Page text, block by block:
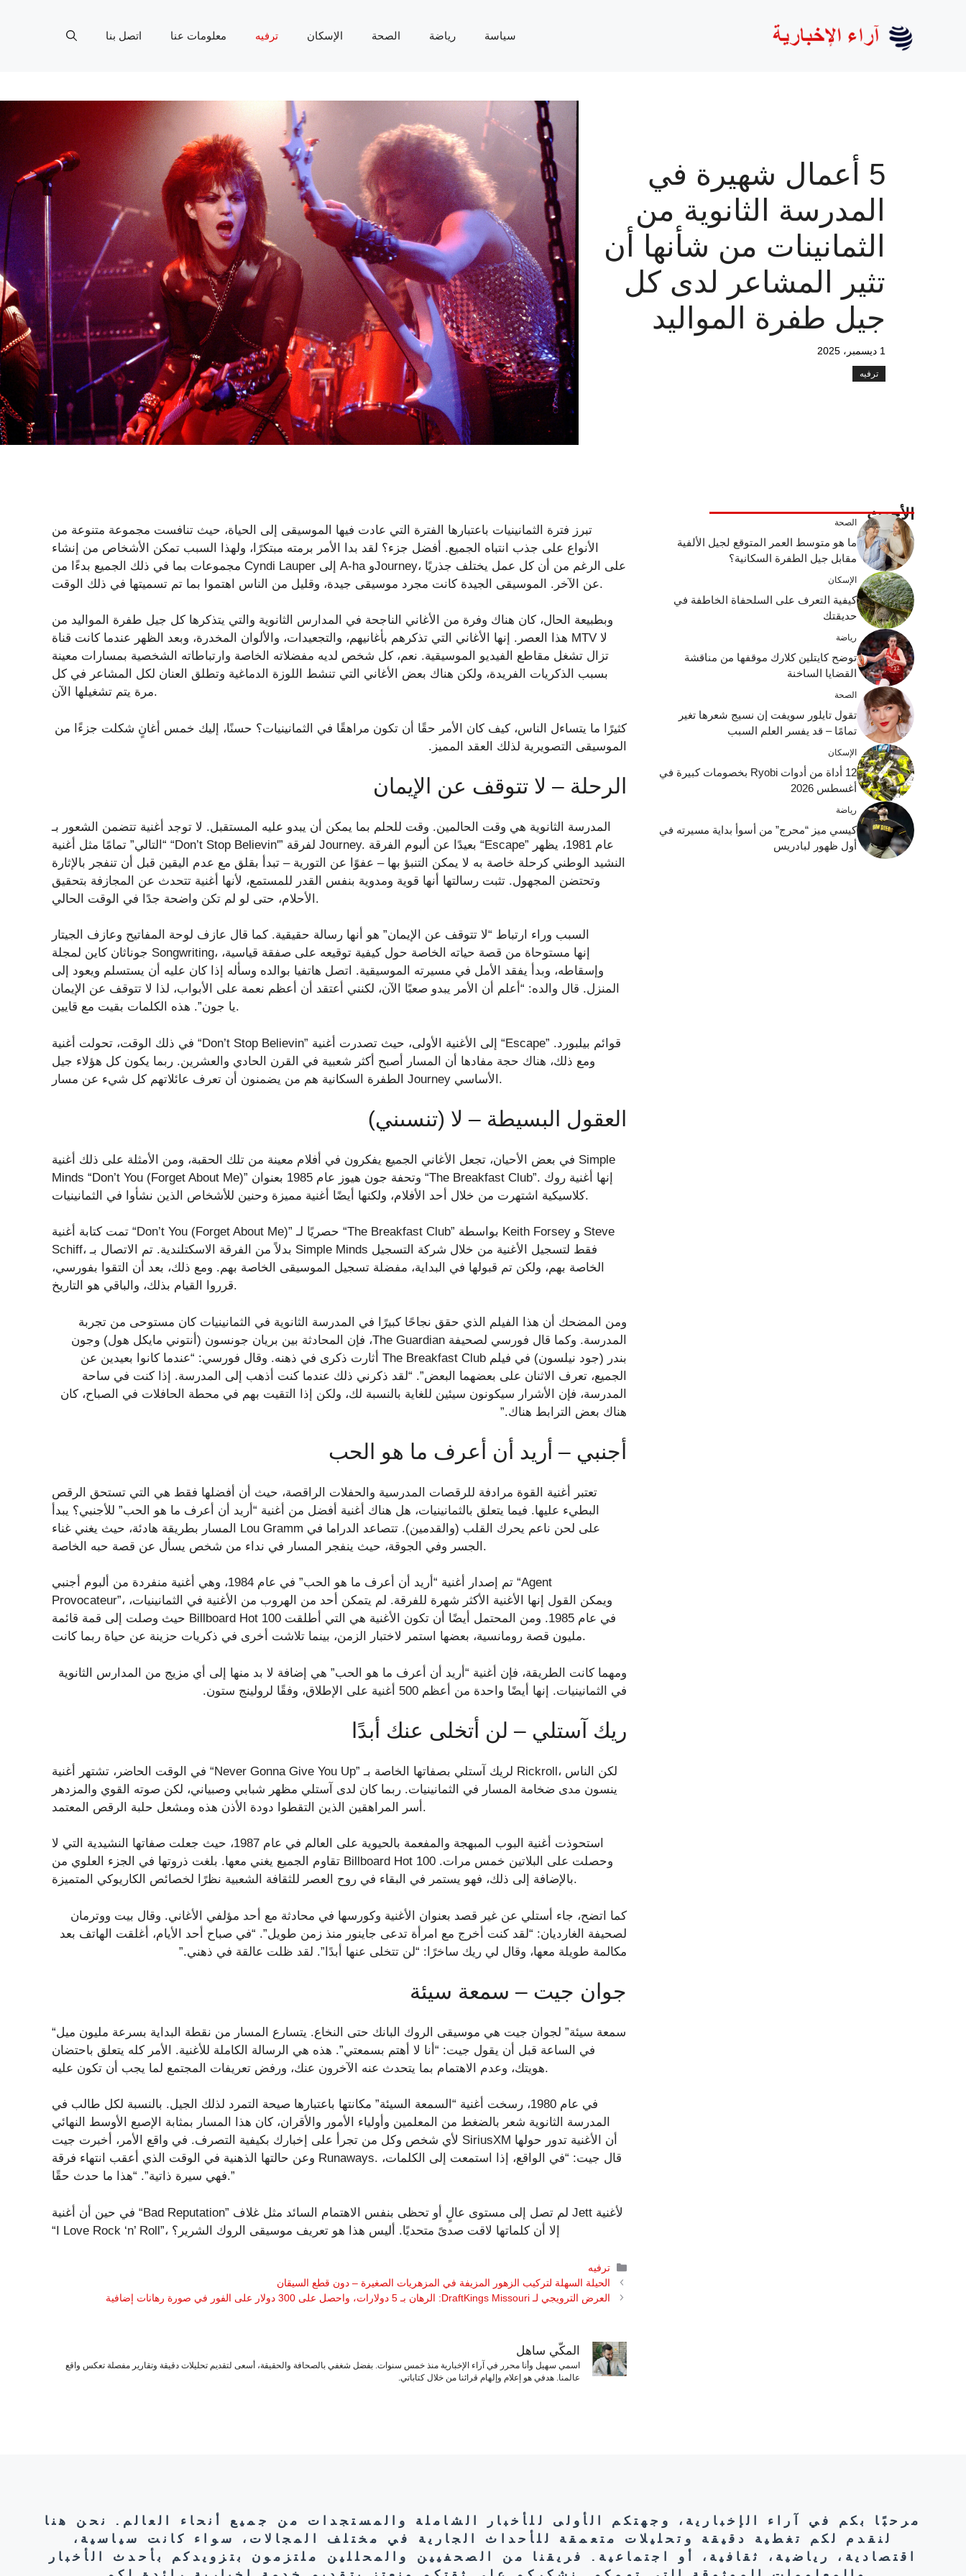
سياسة رياضة الصحة الإسكان ترفيه معلومات عنا اتصل بنا
5 أعمال شهيرة في
المدرسة الثانوية من
الثمانينات من شأنها أن
تثير المشاعر لدى كل
جيل طفرة المواليد
1 ديسمبر، 2025
ترفيه
تبرز فترة الثمانينيات باعتبارها الفترة التي عادت فيها الموسيقى إلى الحياة، حيث تنافست مجموعة متنوعة من
الأنواع على جذب انتباه الجميع. أفضل جزء؟ لقد بدا الأمر برمته مبتكرًا، ولهذا السبب تمكن الأشخاص من إنشاء
مجموعات بما في ذلك الجميع بدءًا من Cyndi Lauper إلى A-ha وJourney، على الرغم من أن كل عمل يختلف جذريًا
عن الآخر. الموسيقى الجيدة كانت مجرد موسيقى جيدة، وقليل من الناس اهتموا بما تم تسميتها في ذلك الوقت.
وبطبيعة الحال، كان هناك وفرة من الأغاني الناجحة في المدارس الثانوية والتي يتذكرها كل جيل طفرة المواليد من
هذا العصر. إنها الأغاني التي تذكرهم بأغانيهم، والتجعيدات، والألوان المخدرة، وبعد الظهر عندما كانت قناة MTV لا
تزال تشغل مقاطع الفيديو الموسيقية. نعم، كل شخص لديه مفضلاته الخاصة وارتباطاته الشخصية بمسارات معينة
بسبب الذكريات الفريدة، ولكن هناك بعض الأغاني التي تنشط اللوزة الدماغية وتطلق العنان لكل المشاعر في كل
مرة يتم تشغيلها الآن.
كثيرًا ما يتساءل الناس، كيف كان الأمر حقًا أن تكون مراهقًا في الثمانينيات؟ حسنًا، إليك خمس أغانٍ شكلت جزءًا من
الموسيقى التصويرية لذلك العقد المميز.
الرحلة – لا تتوقف عن الإيمان
المدرسة الثانوية هي وقت الحالمين. وقت للحلم بما يمكن أن يبدو عليه المستقبل. لا توجد أغنية تتضمن الشعور بـ
“التالي” تمامًا مثل أغنية “Don’t Stop Believin'” لفرقة Journey. بعيدًا عن ألبوم الفرقة “Escape” عام 1981، يظهر
النشيد الوطني كرحلة خاصة به لا يمكن التنبؤ بها – عفوًا عن التورية – تبدأ بقلق مع عدم اليقين قبل أن تنفجر بالإثارة
وتحتضن المجهول. تثبت رسالتها أنها قوية ومدوية بنفس القدر للمستمع، لأنها أغنية تتحدث عن المجازفة بتحقيق
الأحلام، حتى لو لم تكن واضحة جدًا في الوقت الحالي.
السبب وراء ارتباط “لا تتوقف عن الإيمان” هو أنها رسالة حقيقية. كما قال عازف لوحة المفاتيح وعازف الجيتار
جوناثان كاين لمجلة Songwriting، إنها مستوحاة من قصة حياته الخاصة حول كيفية توقيعه على صفقة قياسية،
وإسقاطه، وبدأ يفقد الأمل في مسيرته الموسيقية. اتصل هاتفيا بوالده وسأله إذا كان عليه أن يستسلم ويعود إلى
المنزل. قال والده: “أعلم أن الأمر يبدو صعبًا الآن، لكنني أعتقد أن أعظم نعمة على الأبواب، لذا لا تتوقف عن الإيمان
يا جون”. هذه الكلمات بقيت مع قايين.
في ذلك الوقت، تحولت أغنية “Don’t Stop Believin” إلى الأغنية الأولى، حيث تصدرت أغنية “Escape” قوائم بيلبورد.
ومع ذلك، هناك حجة مفادها أن المسار أصبح أكثر شعبية في القرن الحادي والعشرين. ربما يكون كل هؤلاء جيل
الطفرة السكانية هم من يضمنون أن تعرف عائلاتهم كل شيء عن مسار Journey الأساسي.
العقول البسيطة – لا (تنسىني)
في بعض الأحيان، تجعل الأغاني الجميع يفكرون في أفلام معينة من تلك الحقبة، ومن الأمثلة على ذلك أغنية Simple
Minds “Don’t You (Forget About Me)” وتحفة جون هيوز عام 1985 بعنوان “The Breakfast Club”. إنها أغنية روك
كلاسيكية اشتهرت من خلال أحد الأفلام، ولكنها أيضًا أغنية مميزة وحنين للأشخاص الذين نشأوا في الثمانينيات.
تمت كتابة أغنية “Don’t You (Forget About Me)” حصريًا لـ “The Breakfast Club” بواسطة Keith Forsey و Steve
Schiff، بدلاً من الفرقة الاسكتلندية. تم الاتصال بـ Simple Minds فقط لتسجيل الأغنية من خلال شركة التسجيل
الخاصة بهم، ولكن تم قبولها في البداية، مفضلة تسجيل الموسيقى الخاصة بهم. ومع ذلك، بعد أن التقوا بفورسي،
قرروا القيام بذلك، والباقي هو التاريخ.
ومن المضحك أن هذا الفيلم الذي حقق نجاحًا كبيرًا في المدرسة الثانوية في الثمانينيات كان مستوحى من تجربة
المدرسة. وكما قال فورسي لصحيفة The Guardian، فإن المحادثة بين بريان جونسون (أنتوني مايكل هول) وجون
بندر (جود نيلسون) في فيلم The Breakfast Club أثارت ذكرى في ذهنه. وقال فورسي: “عندما كانوا بعيدين عن
الجميع، تعرف الاثنان على بعضهما البعض”. “لقد ذكرني ذلك عندما كنت أذهب إلى المدرسة. إذا كنت في ساحة
المدرسة، فإن الأشرار سيكونون سيئين للغاية بالنسبة لك، ولكن إذا التقيت بهم في محطة الحافلات في الصباح، كان
هناك بعض الترابط هناك.”
أجنبي – أريد أن أعرف ما هو الحب
تعتبر أغنية القوة مرادفة للرقصات المدرسية والحفلات الراقصة، حيث أن أفضلها فقط هي التي تستحق الرقص
البطيء عليها. فيما يتعلق بالثمانينيات، هل هناك أغنية أفضل من أغنية “أريد أن أعرف ما هو الحب” للأجنبي؟ يبدأ
المسار بطريقة هادئة، حيث يغني غناء Lou Gramm على لحن ناعم يحرك القلب (والقدمين). تتصاعد الدراما في
الجسر وفي الجوقة، حيث ينفجر المسار في نداء من شخص يسأل عن قصة حبه الخاصة.
تم إصدار أغنية “أريد أن أعرف ما هو الحب” في عام 1984، وهي أغنية منفردة من ألبوم أجنبي “Agent
Provocateur”، ويمكن القول إنها الأغنية الأكثر شهرة للفرقة. لم يتمكن أحد من الهروب من الأغنية في الثمانينيات،
حيث وصلت إلى قمة قائمة Billboard Hot 100 في عام 1985. ومن المحتمل أيضًا أن تكون الأغنية هي التي أطلقت
مليون قصة رومانسية، بعضها استمر لاختبار الزمن، بينما تلاشت أخرى في ذكريات حزينة عن حياة ربما كانت.
ومهما كانت الطريقة، فإن أغنية “أريد أن أعرف ما هو الحب” هي إضافة لا بد منها إلى أي مزيج من المدارس الثانوية
في الثمانينيات. إنها أيضًا واحدة من أعظم 500 أغنية على الإطلاق، وفقًا لرولينج ستون.
ريك آستلي – لن أتخلى عنك أبدًا
في الوقت الحاضر، تشتهر أغنية “Never Gonna Give You Up” لريك آستلي بصفاتها الخاصة بـ Rickroll، لكن الناس
ينسون مدى ضخامة المسار في الثمانينيات. ربما كان لدى آستلي مظهر شبابي وصبياني، لكن صوته القوي والمزدهر
أسر المراهقين الذين التقطوا دودة الأذن هذه ومشعل حلبة الرقص المعتمد.
استحوذت أغنية البوب ​​المبهجة والمفعمة بالحيوية على العالم في عام 1987، حيث جعلت صفاتها النشيدية التي لا
تقاوم الجميع يغني معها. بلغت ذروتها في الجزء العلوي من Billboard Hot 100 وحصلت على البلاتين خمس مرات.
بالإضافة إلى ذلك، فهو يستمر في البقاء في روح العصر للثقافة الشعبية نظرًا لخصائص الكاريوكي المتميزة.
كما اتضح، جاء أستلي عن غير قصد بعنوان الأغنية وكورسها في محادثة مع أحد مؤلفي الأغاني. وقال بيت ووترمان
لصحيفة الغارديان: “لقد كنت أخرج مع امرأة تدعى جاينور منذ زمن طويل”. “في صباح أحد الأيام، أغلقت الهاتف بعد
مكالمة طويلة معها، وقال لي ريك ساخرًا: “لن تتخلى عنها أبدًا”. لقد ظلت عالقة في ذهني.”
جوان جيت – سمعة سيئة
“سمعة سيئة” لجوان جيت هي موسيقى الروك البانك حتى النخاع. يتسارع المسار من نقطة البداية بسرعة مليون ميل
في الساعة قبل أن يقول جيت: “أنا لا أهتم بسمعتي”. هذه هي الرسالة الكاملة للأغنية. الأمر كله يتعلق باحتضان
هويتك، وعدم الاهتمام بما يتحدث عنه الآخرون عنك، ورفض تعريفات المجتمع لما يجب أن تكون عليه.
في عام 1980، رسخت أغنية “السمعة السيئة” مكانتها باعتبارها صيحة التمرد لذلك الجيل. بالنسبة لكل طالب في
المدرسة الثانوية شعر بالضغط من المعلمين وأولياء الأمور والأقران، كان هذا المسار بمثابة الإصبع الأوسط النهائي
لأي شخص وكل من تجرأ على إخبارك بكيفية التصرف. في واقع الأمر، أخبرت جيت SiriusXM أن الأغنية تدور حولها
وعن حالتها الذهنية في الوقت الذي أعقب انتهاء فرقة Runaways. قال جيت: “في الواقع، إذا استمعت إلى الكلمات،
فهي سيرة ذاتية”. “هذا ما حدث حقًا.”
في حين أن أغنية “Bad Reputation” لم تصل إلى مستوى عالٍ أو تحظى بنفس الاهتمام السائد مثل غلاف Jett لأغنية
“I Love Rock ‘n’ Roll”، إلا أن كلماتها لاقت صدىً متحديًا. أليس هذا هو تعريف موسيقى الروك الشرير؟
التصنيفات
ترفيه
الحيلة السهلة لتركيب الزهور المزيفة في المزهريات الصغيرة – دون قطع السيقان
العرض الترويجي لـ DraftKings Missouri: الرهان بـ 5 دولارات، واحصل على 300 دولار على الفور في صورة رهانات إضافية
المكّي ساهل
اسمي سهيل وأنا محرر في آراء الإخبارية منذ خمس سنوات. بفضل شغفي بالصحافة والحقيقة، أسعى لتقديم تحليلات دقيقة وتقارير مفصلة تعكس واقع
عالمنا. هدفي هو إعلام وإلهام قرائنا من خلال كتاباتي.
الأحدث الصحة
ما هو متوسط ​​العمر المتوقع لجيل الألفية
مقابل جيل الطفرة السكانية؟
الإسكان
كيفية التعرف على السلحفاة الخاطفة في
حديقتك
رياضة
توضح كايتلين كلارك موقفها من مناقشة
القضايا الساخنة
الصحة
تقول تايلور سويفت إن نسيج شعرها تغير
تمامًا – قد يفسر العلم السبب
الإسكان
12 أداة من أدوات Ryobi بخصومات كبيرة في
أغسطس 2026
رياضة
كيسي ميز “محرج” من أسوأ بداية مسيرته في
أول ظهور لبادريس
مرحبًا بكم في آراء الإخبارية، وجهتكم الأولى للأخبار الشاملة والمستجدات من جميع أنحاء العالم. نحن هنا
لنقدم لكم تغطية دقيقة وتحليلات متعمقة للأحداث الجارية في مختلف المجالات، سواء كانت سياسية،
اقتصادية، رياضية، ثقافية، أو اجتماعية. فريقنا من الصحفيين والمحللين ملتزمون بتزويدكم بأحدث الأخبار